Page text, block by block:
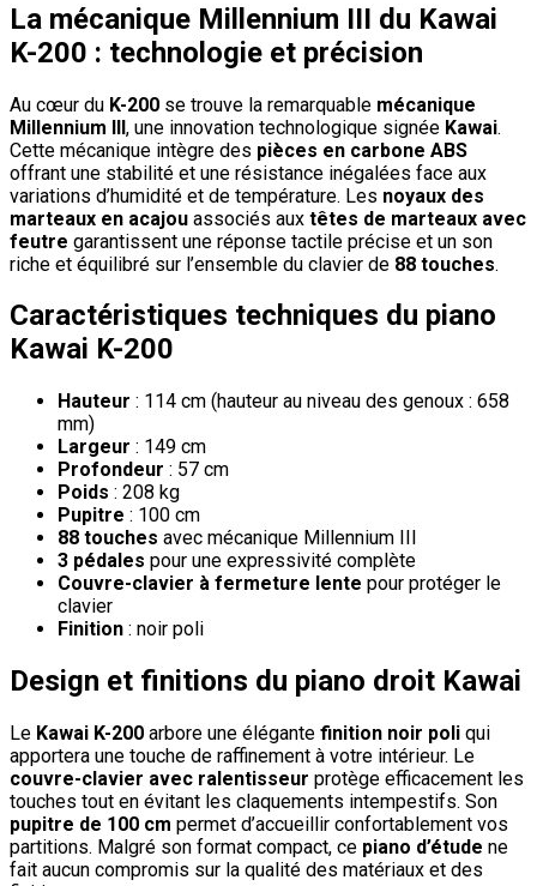
La mécanique Millennium III du Kawai
K-200 : technologie et précision
Au cœur du K-200 se trouve la remarquable mécanique
Millennium III, une innovation technologique signée Kawai.
Cette mécanique intègre des pièces en carbone ABS
offrant une stabilité et une résistance inégalées face aux
variations d’humidité et de température. Les noyaux des
marteaux en acajou associés aux têtes de marteaux avec
feutre garantissent une réponse tactile précise et un son
riche et équilibré sur l’ensemble du clavier de 88 touches.
Caractéristiques techniques du piano
Kawai K-200
Hauteur : 114 cm (hauteur au niveau des genoux : 658
mm)
Largeur : 149 cm
Profondeur : 57 cm
Poids : 208 kg
Pupitre : 100 cm
88 touches avec mécanique Millennium III
3 pédales pour une expressivité complète
Couvre-clavier à fermeture lente pour protéger le
clavier
Finition : noir poli
Design et finitions du piano droit Kawai
Le Kawai K-200 arbore une élégante finition noir poli qui
apportera une touche de raffinement à votre intérieur. Le
couvre-clavier avec ralentisseur protège efficacement les
touches tout en évitant les claquements intempestifs. Son
pupitre de 100 cm permet d’accueillir confortablement vos
partitions. Malgré son format compact, ce piano d’étude ne
fait aucun compromis sur la qualité des matériaux et des